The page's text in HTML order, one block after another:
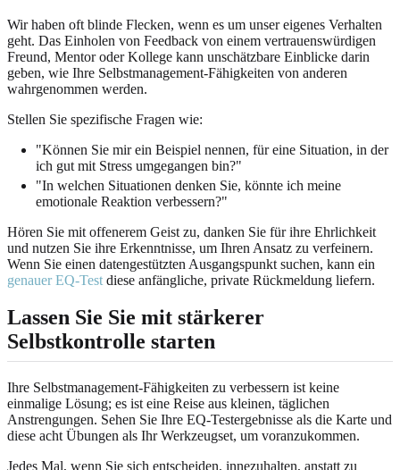
Wir haben oft blinde Flecken, wenn es um unser eigenes Verhalten
geht. Das Einholen von Feedback von einem vertrauenswürdigen
Freund, Mentor oder Kollege kann unschätzbare Einblicke darin
geben, wie Ihre Selbstmanagement-Fähigkeiten von anderen
wahrgenommen werden.
Stellen Sie spezifische Fragen wie:
"Können Sie mir ein Beispiel nennen, für eine Situation, in der
ich gut mit Stress umgegangen bin?"
"In welchen Situationen denken Sie, könnte ich meine
emotionale Reaktion verbessern?"
Hören Sie mit offenerem Geist zu, danken Sie für ihre Ehrlichkeit
und nutzen Sie ihre Erkenntnisse, um Ihren Ansatz zu verfeinern.
Wenn Sie einen datengestützten Ausgangspunkt suchen, kann ein
genauer EQ-Test diese anfängliche, private Rückmeldung liefern.
Lassen Sie Sie mit stärkerer
Selbstkontrolle starten
Ihre Selbstmanagement-Fähigkeiten zu verbessern ist keine
einmalige Lösung; es ist eine Reise aus kleinen, täglichen
Anstrengungen. Sehen Sie Ihre EQ-Testergebnisse als die Karte und
diese acht Übungen als Ihr Werkzeugset, um voranzukommen.
Jedes Mal, wenn Sie sich entscheiden, innezuhalten, anstatt zu